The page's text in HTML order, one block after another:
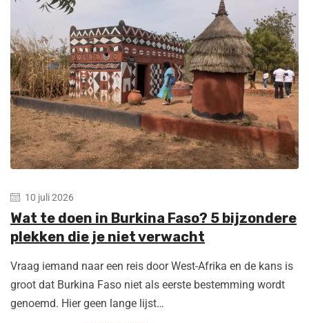
10 juli 2026
Wat te doen in Burkina Faso? 5 bijzondere
plekken die je niet verwacht
Vraag iemand naar een reis door West-Afrika en de kans is
groot dat Burkina Faso niet als eerste bestemming wordt
genoemd. Hier geen lange lijst…